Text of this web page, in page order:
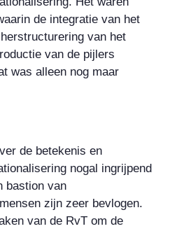
de integratie van het
van het
van de pijlers
was alleen nog maar
de betekenis en
nogal ingrijpend
bastion van
zijn zeer bevlogen.
van de RvT om de